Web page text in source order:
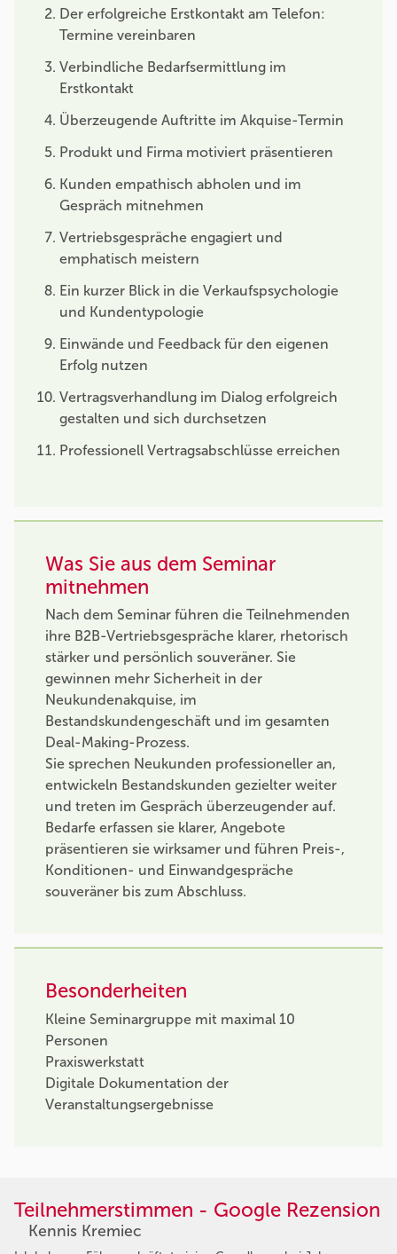
Der erfolgreiche Erstkontakt am Telefon:
Termine vereinbaren
Verbindliche Bedarfsermittlung im
Erstkontakt
Überzeugende Auftritte im Akquise-Termin
Produkt und Firma motiviert präsentieren
Kunden empathisch abholen und im
Gespräch mitnehmen
Vertriebsgespräche engagiert und
emphatisch meistern
Ein kurzer Blick in die Verkaufspsychologie
und Kundentypologie
Einwände und Feedback für den eigenen
Erfolg nutzen
Vertragsverhandlung im Dialog erfolgreich
gestalten und sich durchsetzen
Professionell Vertragsabschlüsse erreichen
Was Sie aus dem Seminar
mitnehmen
Nach dem Seminar führen die Teilnehmenden
ihre B2B-Vertriebsgespräche klarer, rhetorisch
stärker und persönlich souveräner. Sie
gewinnen mehr Sicherheit in der
Neukundenakquise, im
Bestandskundengeschäft und im gesamten
Deal-Making-Prozess.
Sie sprechen Neukunden professioneller an,
entwickeln Bestandskunden gezielter weiter
und treten im Gespräch überzeugender auf.
Bedarfe erfassen sie klarer, Angebote
präsentieren sie wirksamer und führen Preis-,
Konditionen- und Einwandgespräche
souveräner bis zum Abschluss.
Besonderheiten
Kleine Seminargruppe mit maximal 10
Personen
Praxiswerkstatt
Digitale Dokumentation der
Veranstaltungsergebnisse
Teilnehmerstimmen - Google Rezension
Kennis Kremiec